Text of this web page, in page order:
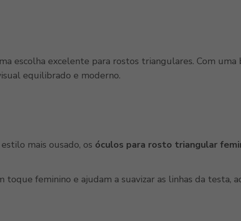
escolha excelente para rostos triangulares. Com
equilibrado e moderno.
mais ousado, os óculos para rosto triangular
toque feminino e ajudam a suavizar as linhas da testa,